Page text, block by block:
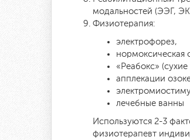
модальностей (ЭЭГ,
Физиотерапия:
электрофорез,
нормоксическая
«Реабокс»
апплекации
лечебные ванны
Используются 2-3
физиотерапевт